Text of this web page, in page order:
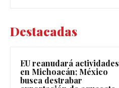
Destacadas
EU reanudará actividades
en Michoacán; México
busca destrabar